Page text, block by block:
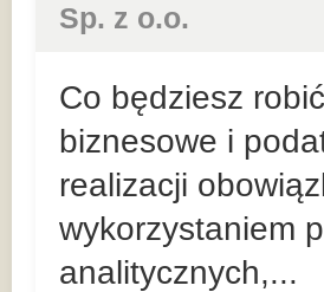
Sp. z o.o.
Co będziesz
biznesowe i
realizacji
wykorzystaniem
analitycznych,...